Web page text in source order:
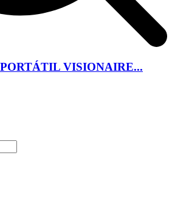
VISIONAIRE...